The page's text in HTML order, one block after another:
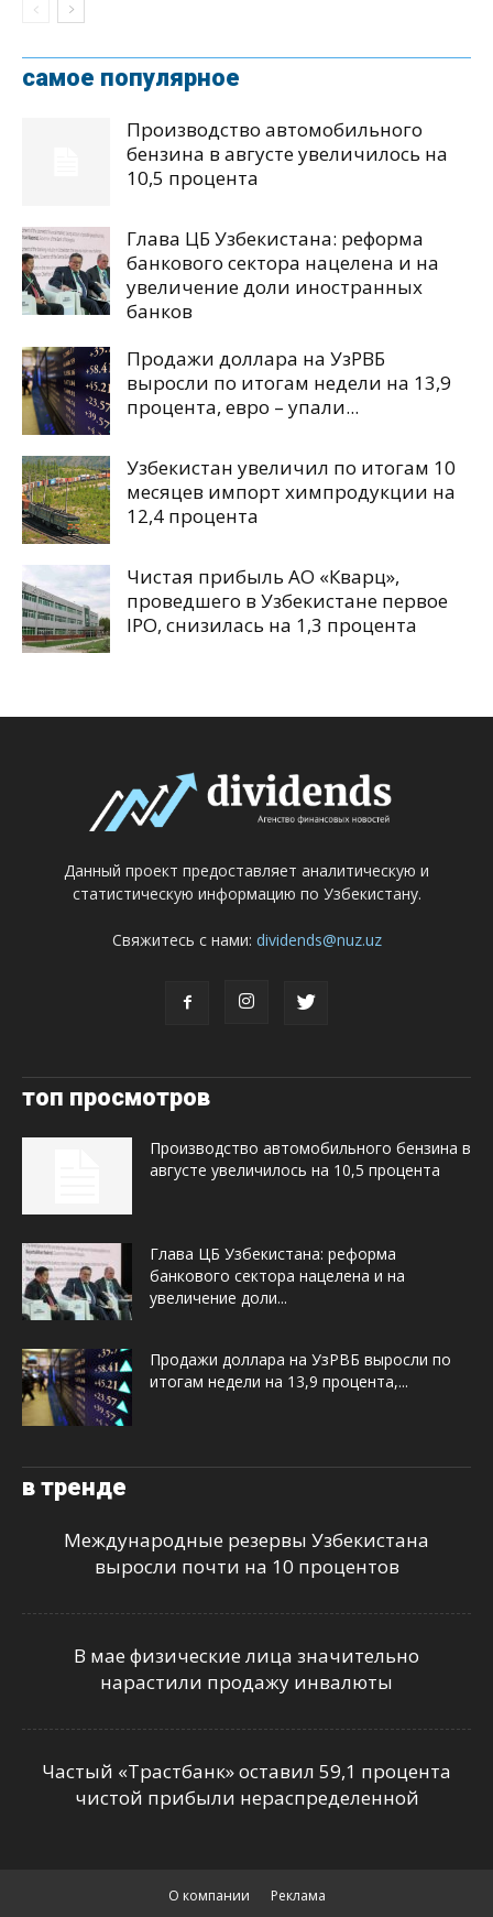
самое популярное
Производство автомобильного
бензина в августе увеличилось на
10,5 процента
Глава ЦБ Узбекистана: реформа
банкового сектора нацелена и на
увеличение доли иностранных
банков
Продажи доллара на УзРВБ
выросли по итогам недели на 13,9
процента, евро – упали...
Узбекистан увеличил по итогам 10
месяцев импорт химпродукции на
12,4 процента
Чистая прибыль АО «Кварц»,
проведшего в Узбекистане первое
IPO, снизилась на 1,3 процента
Данный проект предоставляет аналитическую и
статистическую информацию по Узбекистану.
Свяжитесь с нами: dividends@nuz.uz
топ просмотров
Производство автомобильного бензина в
августе увеличилось на 10,5 процента
Глава ЦБ Узбекистана: реформа
банкового сектора нацелена и на
увеличение доли...
Продажи доллара на УзРВБ выросли по
итогам недели на 13,9 процента,...
в тренде
Международные резервы Узбекистана
выросли почти на 10 процентов
В мае физические лица значительно
нарастили продажу инвалюты
Частый «Трастбанк» оставил 59,1 процента
чистой прибыли нераспределенной
О компании Реклама